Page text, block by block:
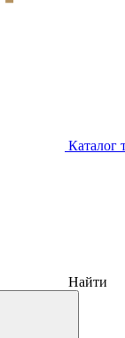
Каталог
Найти